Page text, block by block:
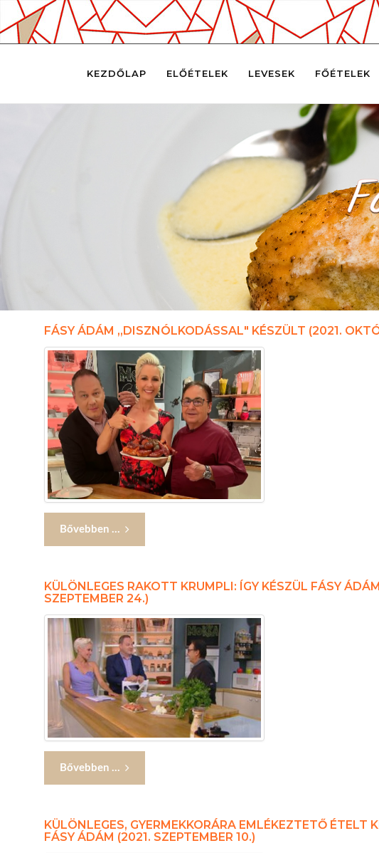
KEZDŐLAP ELŐÉTELEK LEVESEK FŐÉTELEK
FÁSY ÁDÁM ,,DISZNÓLKODÁSSAL" KÉSZÜLT (2021.
Bővebben ...
KÜLÖNLEGES RAKOTT KRUMPLI: ÍGY KÉSZÜL FÁSY
SZEPTEMBER 24.)
Bővebben ...
KÜLÖNLEGES, GYERMEKKORÁRA EMLÉKEZTETŐ ÉTELT
FÁSY ÁDÁM (2021. SZEPTEMBER 10.)